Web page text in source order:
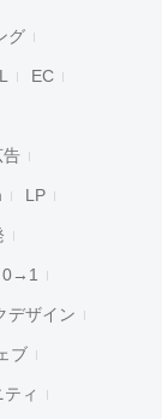
グ
EC
告
LP
0→1
デザイン
ブ
ィ